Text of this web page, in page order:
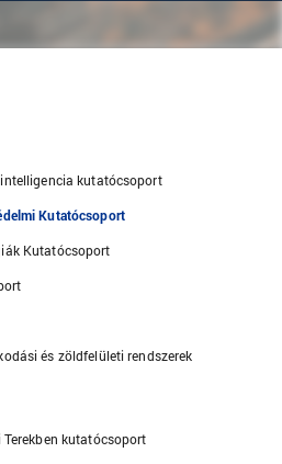
kutatócsoport
Kutatócsoport
Kutatócsoport
és zöldfelületi rendszerek
kutatócsoport